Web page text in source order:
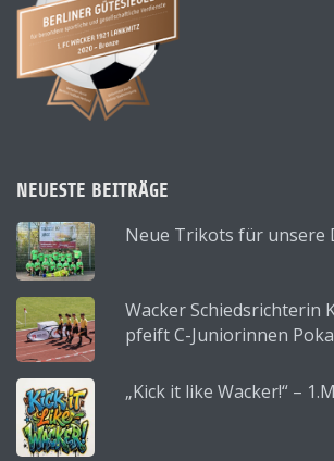
NEUESTE BEITRÄGE
Neue Trikots für unsere
Wacker Schiedsrichterin
pfeift C-Juniorinnen
„Kick it like Wacker!“ –